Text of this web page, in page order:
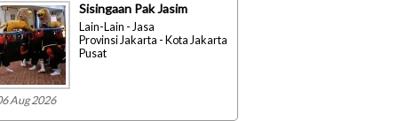
Aug 2026
Sisingaan Pak Jasim
Lain-Lain - Jasa
Provinsi Jakarta - Kota Jakarta
Pusat